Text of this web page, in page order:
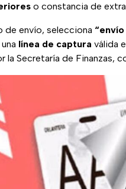
o constancia de
de envío, selecciona
línea de captura válida
la Secretaría de Finanzas,